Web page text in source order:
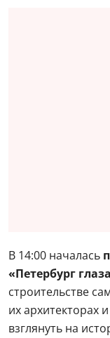
В 14:00 началась
«Петербург
строительстве
их архитекторах
взглянуть на